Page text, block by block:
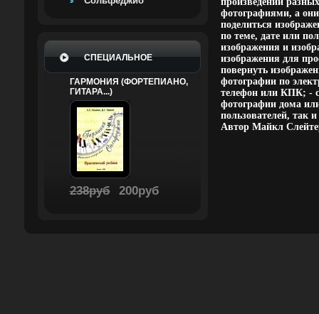
СПЕЦИАЛЬНОЕ
ГАРМОНИЯ (ФОРТЕПИАНО,
ГИТАРА...)
238руб 200руб
фотографиями, а
поделиться
по теме, дате или
изображения и
изображения для
повернуть
фотографии по
телефон или КПК; -
фотографии дома
пользователей, так
Автор Майкл